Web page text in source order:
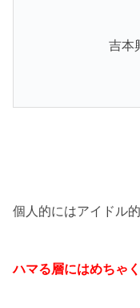
吉本
個人的にはアイドル
ハマる層にはめちゃ